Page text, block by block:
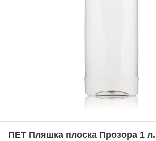
ПЕТ Пляшка плоска Прозора 1